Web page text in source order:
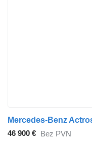
Mercedes-Benz
46 900 €
Bez PVN